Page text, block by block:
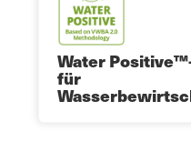
Water
für